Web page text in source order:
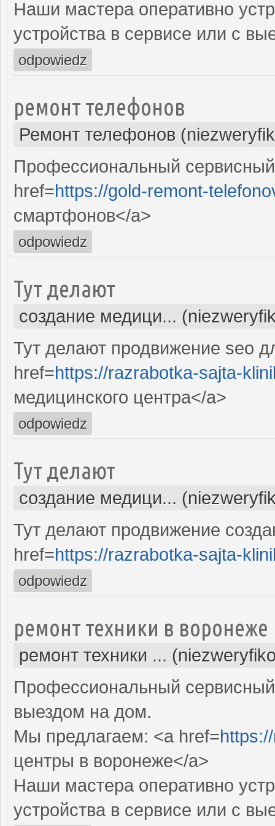
Наши мастера оперативно
устройства в сервисе или с
odpowiedz
ремонт телефонов
Ремонт телефонов
Профессиональный
href=https://gold-remont-
смартфонов</a>
odpowiedz
Тут делают
создание медици...
Тут делают продвижение seo
href=https://razrabotka-sajta-
медицинского центра</a>
odpowiedz
Тут делают
создание медици...
Тут делают продвижение
href=https://razrabotka-sajta-
odpowiedz
ремонт техники в воронеже
ремонт техники ...
Профессиональный
выездом на дом.
Мы предлагаем: <a href=
центры в воронеже</a>
Наши мастера оперативно
устройства в сервисе или с